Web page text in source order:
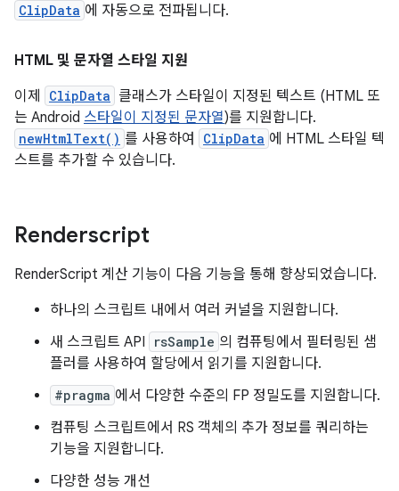
ClipData 에 자동으로 전파됩니다.
HTML 및 문자열 스타일 지원
이제
ClipData 클래스가 스타일이 지정된 텍스트 (HTML 또
는 Android 스타일이 지정된 문자열)를 지원합니다.
newHtmlText() 를 사용하여 ClipData 에 HTML 스타일 텍
스트를 추가할 수 있습니다.
Renderscript
RenderScript 계산 기능이 다음 기능을 통해 향상되었습니다.
하나의 스크립트 내에서 여러 커널을 지원합니다.
새 스크립트 API
rsSample 의 컴퓨팅에서 필터링된 샘
플러를 사용하여 할당에서 읽기를 지원합니다.
#pragma 에서 다양한 수준의 FP 정밀도를 지원합니다.
컴퓨팅 스크립트에서 RS 객체의 추가 정보를 쿼리하는
기능을 지원합니다.
다양한 성능 개선